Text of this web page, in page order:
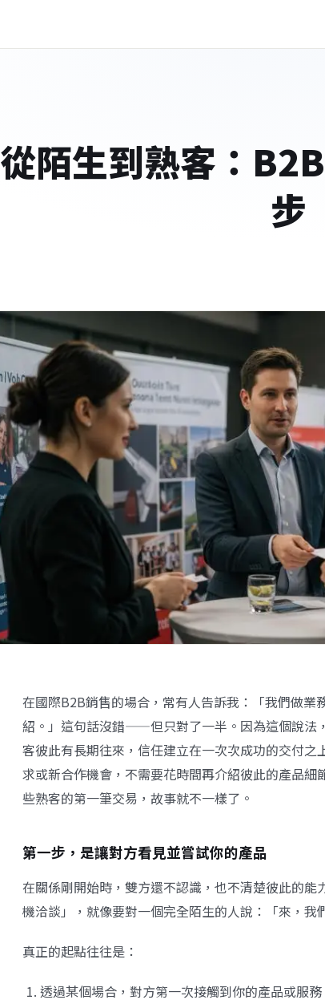
從陌生到熟客：
步
在國際B2B銷售的場合，常有人告訴我：「我們做業
紹。」這句話沒錯——但只對了一半。因為這個說法
客彼此有長期往來，信任建立在一次次成功的交付
求或新合作機會，不需要花時間再介紹彼此的產品
些熟客的第一筆交易，故事就不一樣了。
第一步，是讓對方看見並嘗試你的產品
在關係剛開始時，雙方還不認識，也不清楚彼此的
機洽談」，就像要對一個完全陌生的人說：「來，我
真正的起點往往是：
透過某個場合，對方第一次接觸到你的產品或服務